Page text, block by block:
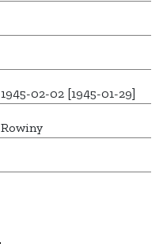
1945-02-02 [1945-01-29]
Rowiny